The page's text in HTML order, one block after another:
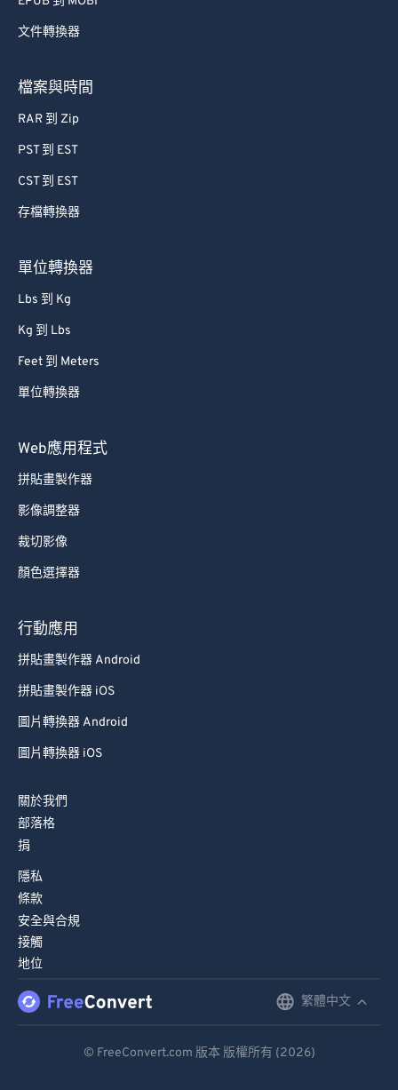
文件轉換器
檔案與時間
RAR 到 Zip
PST 到 EST
CST 到 EST
存檔轉換器
單位轉換器
Lbs 到 Kg
Kg 到 Lbs
Feet 到 Meters
單位轉換器
Web應用程式
拼貼畫製作器
影像調整器
裁切影像
顏色選擇器
行動應用
拼貼畫製作器 Android
拼貼畫製作器 iOS
圖片轉換器 Android
圖片轉換器 iOS
關於我們
部落格
捐
隱私
條款
安全與合規
接觸
地位
繁體中文
© FreeConvert.com 版本 版權所有 (2026)